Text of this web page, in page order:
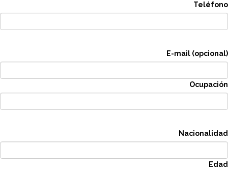
Teléfono
E-mail (opcional)
Ocupación
Nacionalidad
Edad